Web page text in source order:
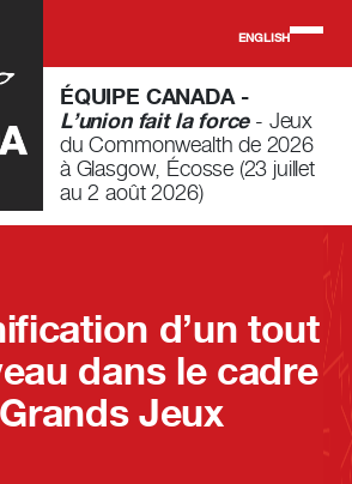
ENGLISH
ÉQUIPE CANADA -
L’union fait la force- Jeux
du Commonwealth de 2026
à Glasgow, Écosse (23 juillet
au 2 août 2026)
d’un tout
dans le cadre
Jeux